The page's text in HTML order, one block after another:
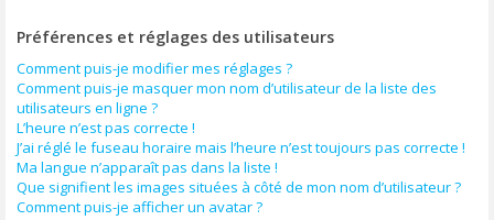
Préférences et réglages des utilisateurs
Comment puis-je modifier mes réglages ?
Comment puis-je masquer mon nom d’utilisateur de la liste des
utilisateurs en ligne ?
L’heure n’est pas correcte !
J’ai réglé le fuseau horaire mais l’heure n’est toujours pas correcte !
Ma langue n’apparaît pas dans la liste !
Que signifient les images situées à côté de mon nom d’utilisateur ?
Comment puis-je afficher un avatar ?